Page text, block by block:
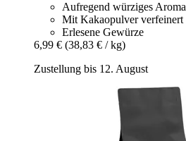
Aufregend würziges Aroma
Mit Kakaopulver verfeinert
Erlesene Gewürze
6,99 € (38,83 € / kg)
Zustellung bis 12. August